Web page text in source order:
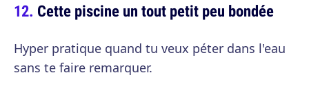
Cette piscine un tout petit peu bondée
Hyper pratique quand tu veux péter dans l'eau
sans te faire remarquer.